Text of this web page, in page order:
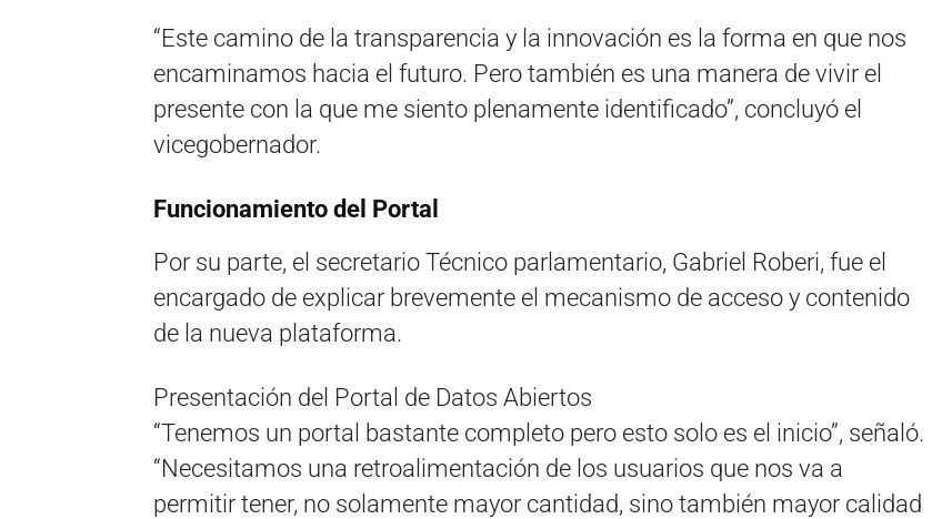
“Este camino de la transparencia y la innovación es la forma en que nos
encaminamos hacia el futuro. Pero también es una manera de vivir el
presente con la que me siento plenamente identificado”, concluyó el
vicegobernador.
Funcionamiento del Portal
Por su parte, el secretario Técnico parlamentario, Gabriel Roberi, fue el
encargado de explicar brevemente el mecanismo de acceso y contenido
de la nueva plataforma.
Presentación del Portal de Datos Abiertos
“Tenemos un portal bastante completo pero esto solo es el inicio”, señaló.
“Necesitamos una retroalimentación de los usuarios que nos va a
permitir tener, no solamente mayor cantidad, sino también mayor calidad